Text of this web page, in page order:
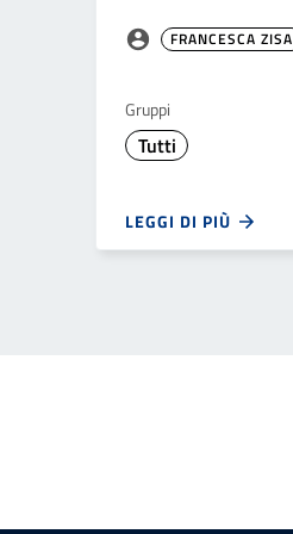
FRANCESCA ZISA
Gruppi
Tutti
LEGGI DI PIÙ